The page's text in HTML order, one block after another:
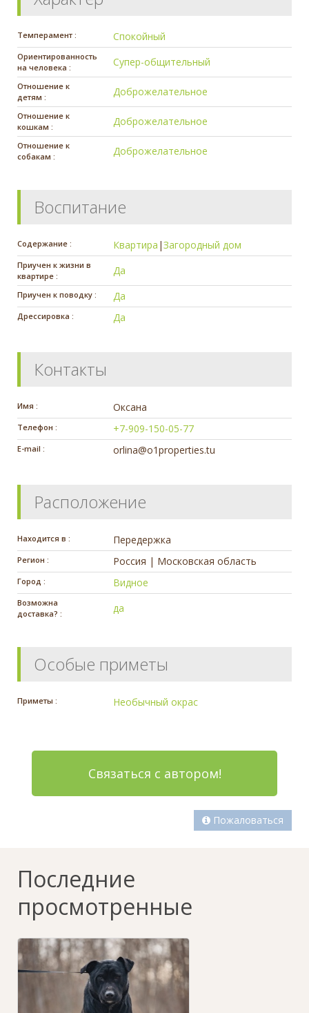
Темперамент : Спокойный
Ориентированность
на человека :
Супер-общительный
Отношение к
детям :
Доброжелательное
Отношение к
кошкам :
Доброжелательное
Отношение к
собакам :
Доброжелательное
Воспитание
Содержание : Квартира |Загородный дом
Приучен к жизни в
квартире :
Да
Приучен к поводку : Да
Дрессировка : Да
Контакты
Имя : Оксана
Телефон : +7-909-150-05-77
E-mail : orlina@o1properties.tu
Расположение
Находится в : Передержка
Регион : Россия | Московская область
Город : Видное
Возможна
доставка? :
да
Особые приметы
Приметы : Необычный окрас
Связаться с автором!
Пожаловаться
Последние
просмотренные